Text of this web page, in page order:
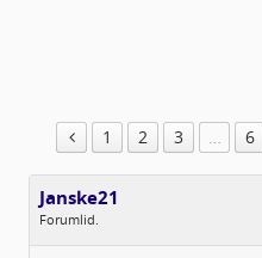
1 2 3 … 6
Janske21
Forumlid.
Geslacht:
n/a